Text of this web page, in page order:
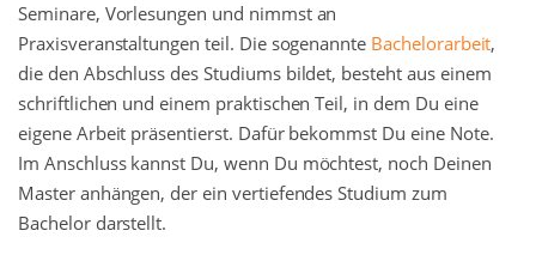
Seminare, Vorlesungen und nimmst an
Praxisveranstaltungen teil. Die sogenannte Bachelorarbeit,
die den Abschluss des Studiums bildet, besteht aus einem
schriftlichen und einem praktischen Teil, in dem Du eine
eigene Arbeit präsentierst. Dafür bekommst Du eine Note.
Im Anschluss kannst Du, wenn Du möchtest, noch Deinen
Master anhängen, der ein vertiefendes Studium zum
Bachelor darstellt.